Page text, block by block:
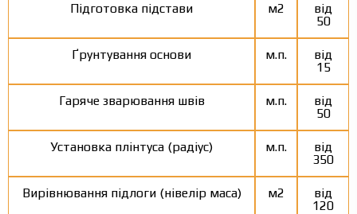
Підготовка підстави
м2
від
50
Ґрунтування основи м.п.
від
15
Гаряче зварювання швів м.п.
від
50
Установка плінтуса (радіус) м.п.
від
350
Вирівнювання підлоги (нівелір маса) м2
від
120